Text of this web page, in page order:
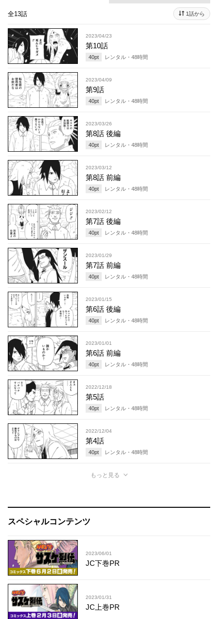
全13話 1話から
2023/04/23
第10話
40pt レンタル・ 48時間
2023/04/09
第9話
40pt レンタル・ 48時間
2023/03/26
第8話 後編
40pt レンタル・ 48時間
2023/03/12
第8話 前編
40pt レンタル・ 48時間
2023/02/12
第7話 後編
40pt レンタル・ 48時間
2023/01/29
第7話 前編
40pt レンタル・ 48時間
2023/01/15
第6話 後編
40pt レンタル・ 48時間
2023/01/01
第6話 前編
40pt レンタル・ 48時間
2022/12/18
第5話
40pt レンタル・ 48時間
2022/12/04
第4話
40pt レンタル・ 48時間
もっと見る
スペシャルコンテンツ
2023/06/01
JC下巻PR
2023/01/31
JC上巻PR